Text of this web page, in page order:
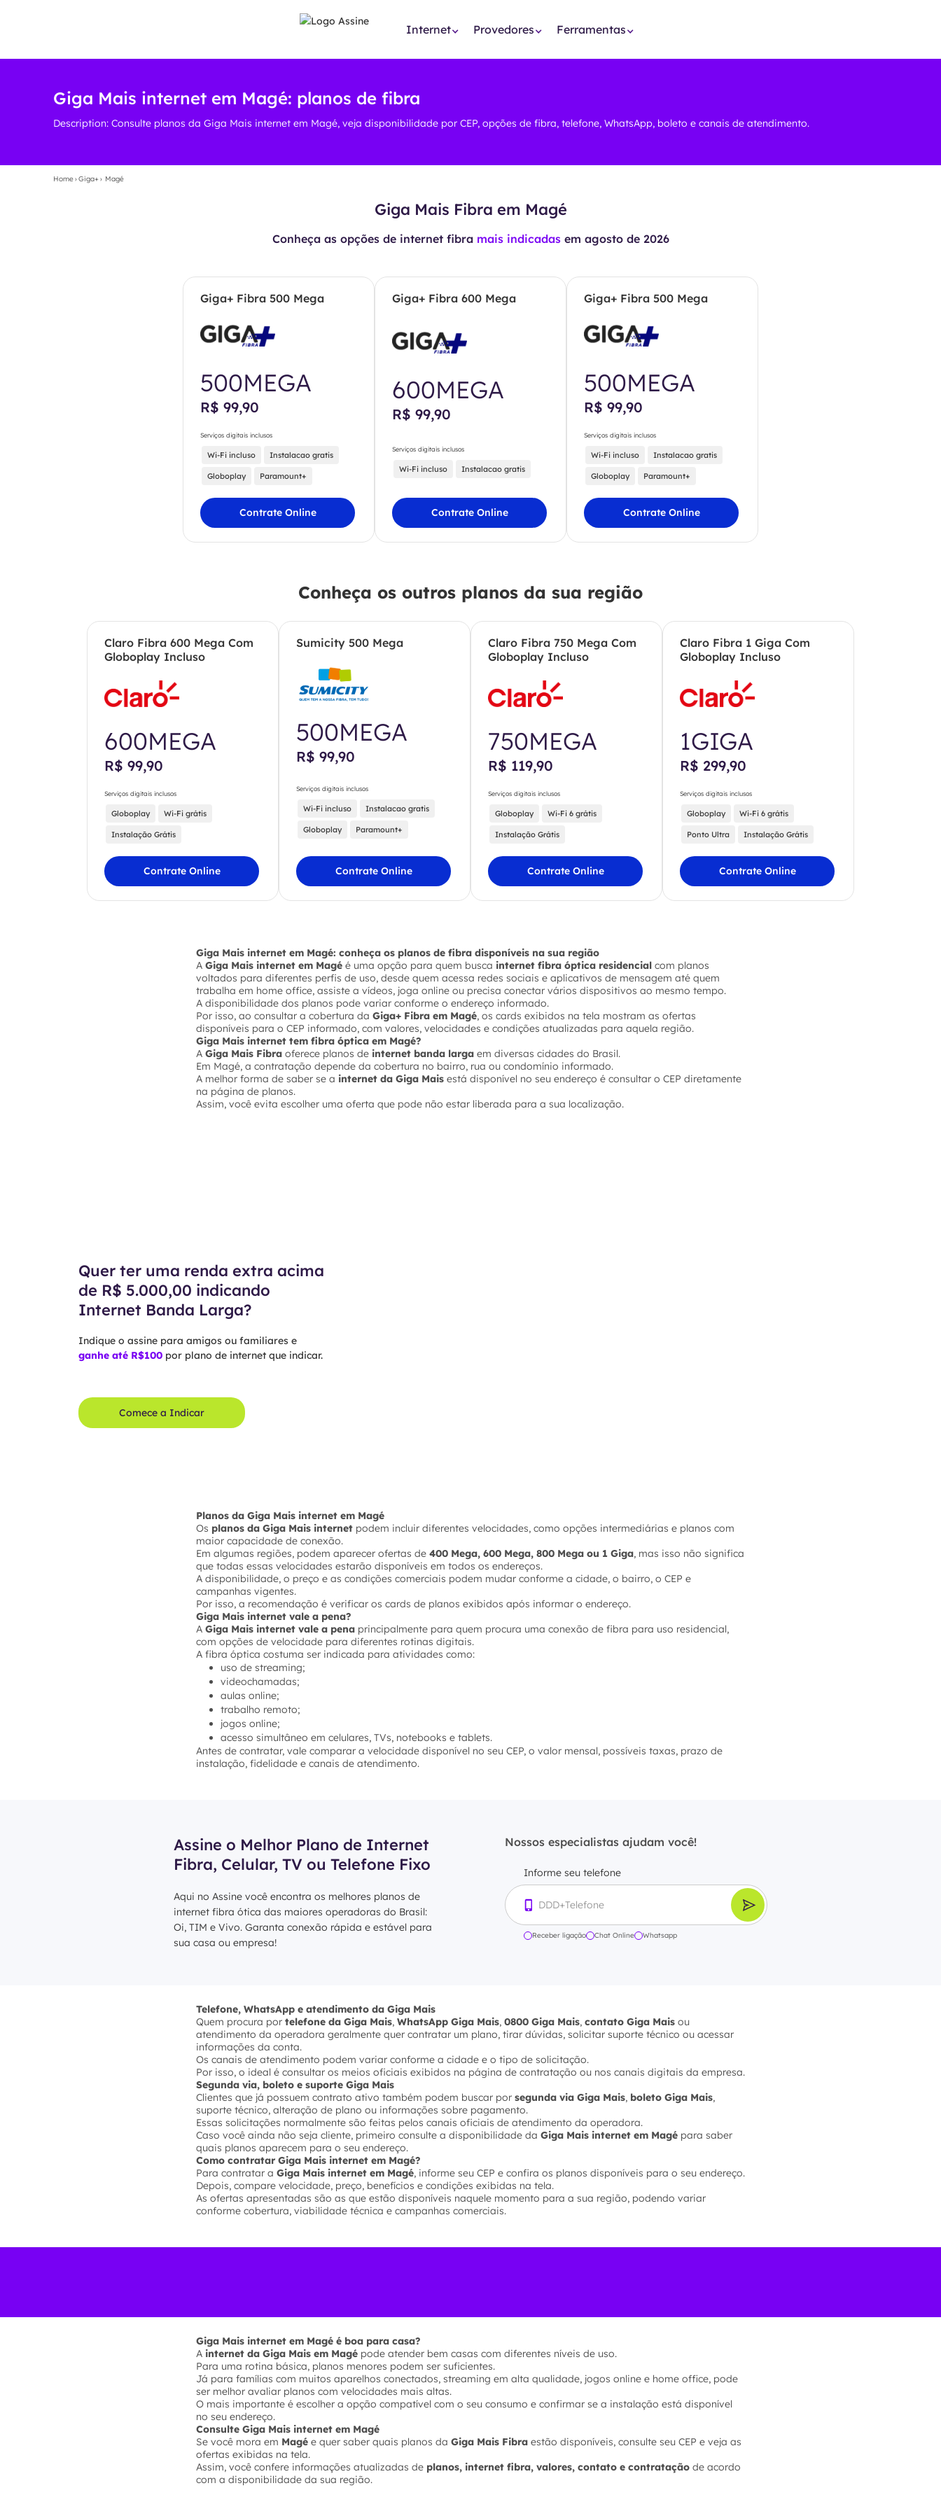
Internet Provedores Ferramentas
Giga Mais internet em Magé: planos de fibra
Description: Consulte planos da Giga Mais internet em Magé, veja disponibilidade por CEP, opções de fibra, telefone, WhatsApp, boleto e canais de atendimento.
Home›Giga+› Magé
Giga Mais Fibra em Magé
Conheça as opções de internet fibra mais indicadasem agosto de 2026
Giga+ Fibra 500 Mega
500MEGA
R$ 99,90
Serviços digitais inclusos
Wi-Fi incluso Instalacao gratis
Globoplay Paramount+
Contrate Online
Giga+ Fibra 600 Mega
600MEGA
R$ 99,90
Serviços digitais inclusos
Wi-Fi incluso Instalacao gratis
Contrate Online
Giga+ Fibra 500 Mega
500MEGA
R$ 99,90
Serviços digitais inclusos
Wi-Fi incluso Instalacao gratis
Globoplay Paramount+
Contrate Online
Conheça os outros planos da sua região
Claro Fibra 600 Mega Com
Globoplay Incluso
600MEGA
R$ 99,90
Serviços digitais inclusos
Globoplay Wi-Fi grátis
Instalação Grátis
Contrate Online
Sumicity 500 Mega
500MEGA
R$ 99,90
Serviços digitais inclusos
Wi-Fi incluso Instalacao gratis
Globoplay Paramount+
Contrate Online
Claro Fibra 750 Mega Com
Globoplay Incluso
750MEGA
R$ 119,90
Serviços digitais inclusos
Globoplay Wi-Fi 6 grátis
Instalação Grátis
Contrate Online
Claro Fibra 1 Giga Com
Globoplay Incluso
1GIGA
R$ 299,90
Serviços digitais inclusos
Globoplay Wi-Fi 6 grátis
Ponto Ultra Instalação Grátis
Contrate Online
Giga Mais internet em Magé: conheça os planos de fibra disponíveis na sua região
A Giga Mais internet em Magé é uma opção para quem busca internet fibra óptica residencial com planos
voltados para diferentes perfis de uso, desde quem acessa redes sociais e aplicativos de mensagem até quem
trabalha em home office, assiste a vídeos, joga online ou precisa conectar vários dispositivos ao mesmo tempo.
A disponibilidade dos planos pode variar conforme o endereço informado.
Por isso, ao consultar a cobertura da Giga+ Fibra em Magé, os cards exibidos na tela mostram as ofertas
disponíveis para o CEP informado, com valores, velocidades e condições atualizadas para aquela região.
Giga Mais internet tem fibra óptica em Magé?
A Giga Mais Fibra oferece planos de internet banda larga em diversas cidades do Brasil.
Em Magé, a contratação depende da cobertura no bairro, rua ou condomínio informado.
A melhor forma de saber se a internet da Giga Mais está disponível no seu endereço é consultar o CEP diretamente
na página de planos.
Assim, você evita escolher uma oferta que pode não estar liberada para a sua localização.
Quer ter uma renda extra acima
de R$ 5.000,00 indicando
Internet Banda Larga?
Indique o assine para amigos ou familiares e
ganhe até R$100por plano de internet que indicar.
Comece a Indicar
Planos da Giga Mais internet em Magé
Os planos da Giga Mais internet podem incluir diferentes velocidades, como opções intermediárias e planos com
maior capacidade de conexão.
Em algumas regiões, podem aparecer ofertas de 400 Mega, 600 Mega, 800 Mega ou 1 Giga, mas isso não significa
que todas essas velocidades estarão disponíveis em todos os endereços.
A disponibilidade, o preço e as condições comerciais podem mudar conforme a cidade, o bairro, o CEP e
campanhas vigentes.
Por isso, a recomendação é verificar os cards de planos exibidos após informar o endereço.
Giga Mais internet vale a pena?
A Giga Mais internet vale a pena principalmente para quem procura uma conexão de fibra para uso residencial,
com opções de velocidade para diferentes rotinas digitais.
A fibra óptica costuma ser indicada para atividades como:
uso de streaming;
videochamadas;
aulas online;
trabalho remoto;
jogos online;
acesso simultâneo em celulares, TVs, notebooks e tablets.
Antes de contratar, vale comparar a velocidade disponível no seu CEP, o valor mensal, possíveis taxas, prazo de
instalação, fidelidade e canais de atendimento.
Assine o Melhor Plano de Internet
Fibra, Celular, TV ou Telefone Fixo
Aqui no Assine você encontra os melhores planos de
internet fibra ótica das maiores operadoras do Brasil:
Oi, TIM e Vivo. Garanta conexão rápida e estável para
sua casa ou empresa!
Nossos especialistas ajudam você!
Informe seu telefone
Receber ligação Chat Online Whatsapp
Telefone, WhatsApp e atendimento da Giga Mais
Quem procura por telefone da Giga Mais, WhatsApp Giga Mais, 0800 Giga Mais, contato Giga Mais ou
atendimento da operadora geralmente quer contratar um plano, tirar dúvidas, solicitar suporte técnico ou acessar
informações da conta.
Os canais de atendimento podem variar conforme a cidade e o tipo de solicitação.
Por isso, o ideal é consultar os meios oficiais exibidos na página de contratação ou nos canais digitais da empresa.
Segunda via, boleto e suporte Giga Mais
Clientes que já possuem contrato ativo também podem buscar por segunda via Giga Mais, boleto Giga Mais,
suporte técnico, alteração de plano ou informações sobre pagamento.
Essas solicitações normalmente são feitas pelos canais oficiais de atendimento da operadora.
Caso você ainda não seja cliente, primeiro consulte a disponibilidade da Giga Mais internet em Magé para saber
quais planos aparecem para o seu endereço.
Como contratar Giga Mais internet em Magé?
Para contratar a Giga Mais internet em Magé, informe seu CEP e confira os planos disponíveis para o seu endereço.
Depois, compare velocidade, preço, benefícios e condições exibidas na tela.
As ofertas apresentadas são as que estão disponíveis naquele momento para a sua região, podendo variar
conforme cobertura, viabilidade técnica e campanhas comerciais.
Giga Mais internet em Magé é boa para casa?
A internet da Giga Mais em Magé pode atender bem casas com diferentes níveis de uso.
Para uma rotina básica, planos menores podem ser suficientes.
Já para famílias com muitos aparelhos conectados, streaming em alta qualidade, jogos online e home office, pode
ser melhor avaliar planos com velocidades mais altas.
O mais importante é escolher a opção compatível com o seu consumo e confirmar se a instalação está disponível
no seu endereço.
Consulte Giga Mais internet em Magé
Se você mora em Magé e quer saber quais planos da Giga Mais Fibra estão disponíveis, consulte seu CEP e veja as
ofertas exibidas na tela.
Assim, você confere informações atualizadas de planos, internet fibra, valores, contato e contratação de acordo
com a disponibilidade da sua região.